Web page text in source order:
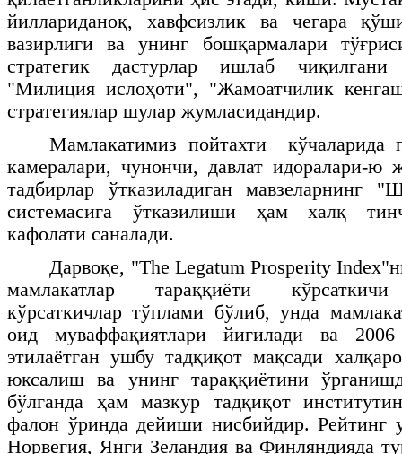
йиллариданоқ, хавфсизлик ва чегара
вазирлиги ва унинг бошқармалари
стратегик дастурлар ишлаб
"Милиция ислоҳоти", "Жамоатчилик
стратегиялар шулар жумласидандир.
Мамлакатимиз пойтахти кўчаларида
камералари, чунончи, давлат идоралари-ю
тадбирлар ўтказиладиган мавзеларнинг
системасига ўтказилиши ҳам халқ
кафолати саналади.
Дарвоқе, "The Legatum Prosperity Index
мамлакатлар тараққиёти кўрсаткичи
кўрсаткичлар тўплами бўлиб, унда
оид муваффақиятлари йиғилади ва
этилаётган ушбу тадқиқот мақсади
юксалиш ва унинг тараққиётини
бўлганда ҳам мазкур тадқиқот
фалон ўринда дейиши нисбийдир. Рейтинг
Норвегия, Янги Зеландия ва Финляндияда